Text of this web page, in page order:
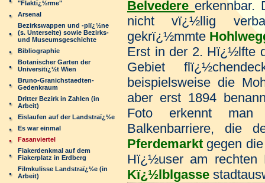
"Flaktï¿½rme"
Arsenal
Bezirkswappen und -plï¿½ne
(s. Unterseite) sowie Bezirks-
und Museumsgeschichte
Bibliographie
Botanischer Garten der
Universitï¿½t Wien
Bruno-Granichstaedten-
Gedenkraum
Dritter Bezirk in Zahlen (in
Arbeit)
Eislaufen auf der Landstraï¿½e
Es war einmal
Fasanviertel
Fiakerdenkmal auf dem
Fiakerplatz in Erdberg
Filmkulisse Landstraï¿½e (in
Arbeit)
Belvedere erkennbar.
nicht vï¿½llig
gekrï¿½mmte
Erst in der 2. Hï¿½lfte
Gebiet
beispielsweise die
aber erst 1894
Foto erkennt
Balkenbarriere, die
Pferdemarkt gegen
Hï¿½user am rechten
Kï¿½lblgasse